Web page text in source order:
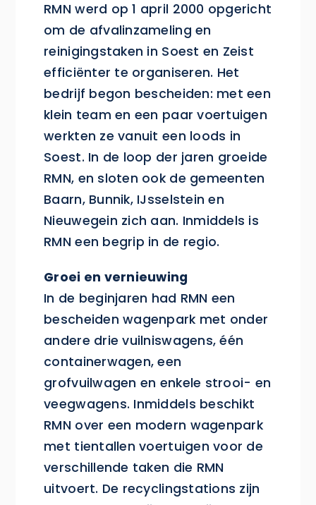
RMN werd op 1 april 2000 opgericht
om de afvalinzameling en
reinigingstaken in Soest en Zeist
efficiënter te organiseren. Het
bedrijf begon bescheiden: met een
klein team en een paar voertuigen
werkten ze vanuit een loods in
Soest. In de loop der jaren groeide
RMN, en sloten ook de gemeenten
Baarn, Bunnik, IJsselstein en
Nieuwegein zich aan. Inmiddels is
RMN een begrip in de regio.
Groei en vernieuwing
In de beginjaren had RMN een
bescheiden wagenpark met onder
andere drie vuilniswagens, één
containerwagen, een
grofvuilwagen en enkele strooi- en
veegwagens. Inmiddels beschikt
RMN over een modern wagenpark
met tientallen voertuigen voor de
verschillende taken die RMN
uitvoert. De recyclingstations zijn